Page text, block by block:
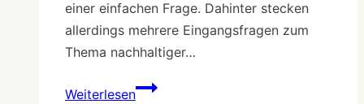
einer einfachen Frage. Dahinter stecken
allerdings mehrere Eingangsfragen zum
Thema nachhaltiger…
WeiterlesenFisch